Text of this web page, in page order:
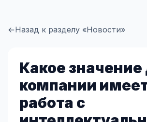
←Назад к разделу «Новости»
Какое значение
компании
работа с